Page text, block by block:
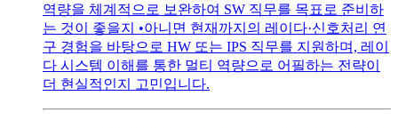
역량을 체계적으로 보완하여 SW 직무를 목표로 준비하
는 것이 좋을지 •아니면 현재까지의 레이다·신호처리 연
구 경험을 바탕으로 HW 또는 IPS 직무를 지원하며, 레이
다 시스템 이해를 통한 멀티 역량으로 어필하는 전략이
더 현실적인지 고민입니다.